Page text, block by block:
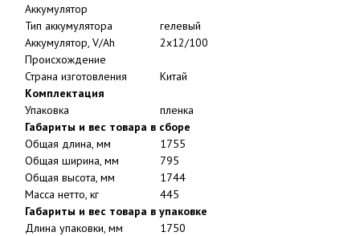
Аккумулятор
Тип аккумулятора
гелевый
Аккумулятор, V/Ah
2x12/100
Происхождение
Страна изготовления
Китай
Комплектация
Упаковка
пленка
Габариты и вес товара в сборе
Общая длина, мм
1755
Общая ширина, мм
795
Общая высота, мм
1744
Масса нетто, кг
445
Габариты и вес товара в упаковке
Длина упаковки, мм
1750